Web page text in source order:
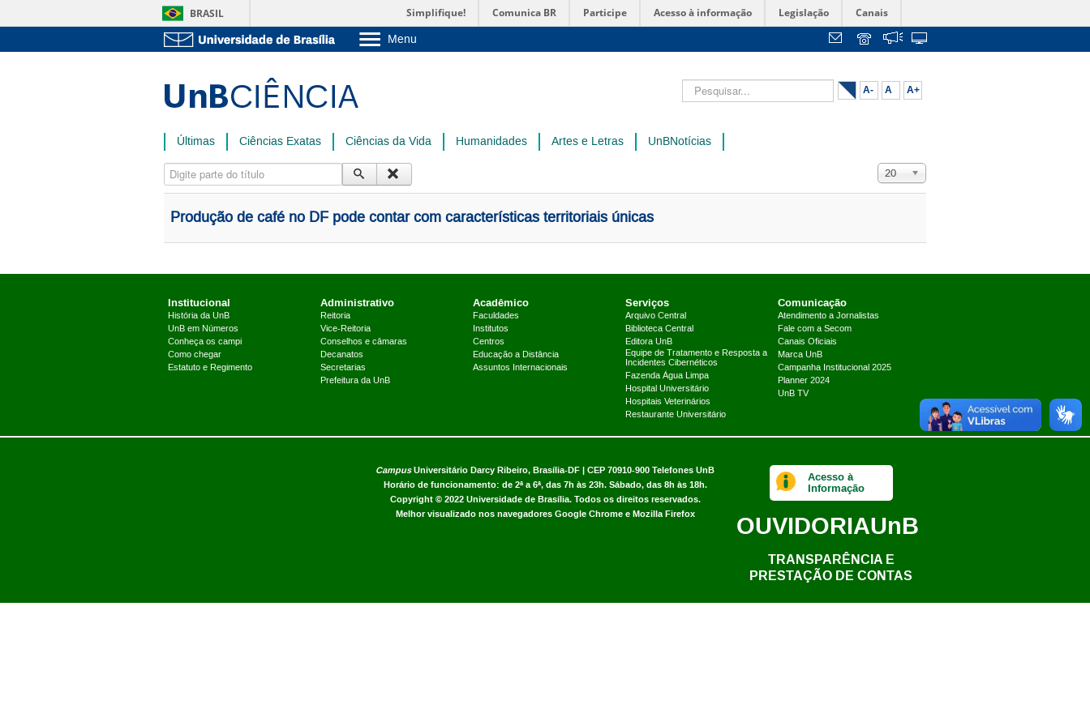
BRASIL Simplifique! Comunica BR Participe Acesso à informação Legislação Canais
Menu
Administração
Pesquisar... A- A A+
Últimas Ciências Exatas Ciências da Vida Humanidades Artes e Letras UnBNotícias
Digite parte do título Exibir #
20
Produção de café no DF pode contar com características territoriais únicas
Institucional
História da UnB
UnB em Números
Conheça os campi
Como chegar
Estatuto e Regimento
Administrativo
Reitoria
Vice-Reitoria
Conselhos e câmaras
Decanatos
Secretarias
Prefeitura da UnB
Acadêmico
Faculdades
Institutos
Centros
Educação a Distância
Assuntos Internacionais
Serviços
Arquivo Central
Biblioteca Central
Editora UnB
Equipe de Tratamento e Resposta a
Incidentes Cibernéticos
Fazenda Água Limpa
Hospital Universitário
Hospitais Veterinários
Restaurante Universitário
Comunicação
Atendimento a Jornalistas
Fale com a Secom
Canais Oficiais
Marca UnB
Campanha Institucional 2025
Planner 2024
UnB TV
CampusUniversitário Darcy Ribeiro, Brasília-DF | CEP 70910-900 Telefones UnB
Horário de funcionamento: de 2ª a 6ª, das 7h às 23h. Sábado, das 8h às 18h.
Copyright © 2022 Universidade de Brasília. Todos os direitos reservados.
Melhor visualizado nos navegadores Google Chrome e Mozilla Firefox
Acesso à
Informação
OUVIDORIAUnB
TRANSPARÊNCIA E
PRESTAÇÃO DE CONTAS